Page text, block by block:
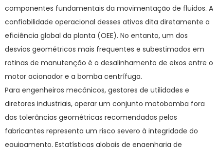
componentes fundamentais da movimentação de fluidos. A
confiabilidade operacional desses ativos dita diretamente a
eficiência global da planta (OEE). No entanto, um dos
desvios geométricos mais frequentes e subestimados em
rotinas de manutenção é o desalinhamento de eixos entre o
motor acionador e a bomba centrífuga.
Para engenheiros mecânicos, gestores de utilidades e
diretores industriais, operar um conjunto motobomba fora
das tolerâncias geométricas recomendadas pelos
fabricantes representa um risco severo à integridade do
equipamento. Estatísticas globais de engenharia de